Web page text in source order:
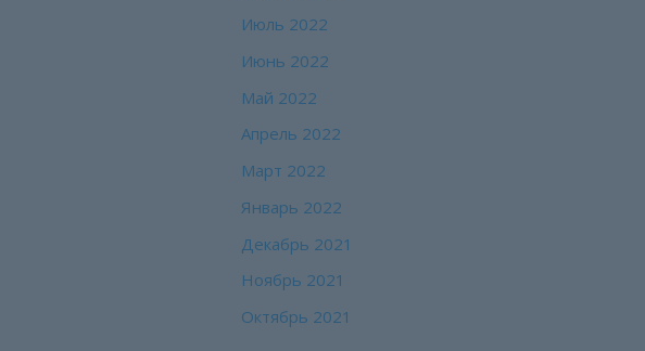
Июль 2022
Июнь 2022
Май 2022
Апрель 2022
Март 2022
Январь 2022
Декабрь 2021
Ноябрь 2021
Октябрь 2021